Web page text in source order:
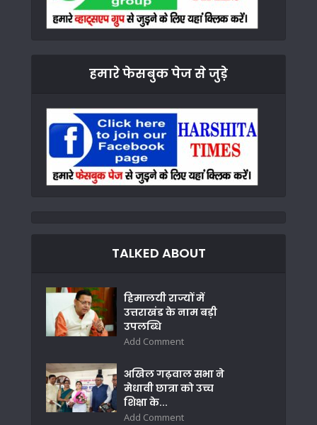
हमारे फेसबुक पेज से जुड़े
TALKED ABOUT
हिमालयी राज्यों में
उत्तराखंड के नाम बड़ी
उपलब्धि
Add Comment
अखिल गढ़वाल सभा ने
मेधावी छात्रा को उच्च
शिक्षा के...
Add Comment